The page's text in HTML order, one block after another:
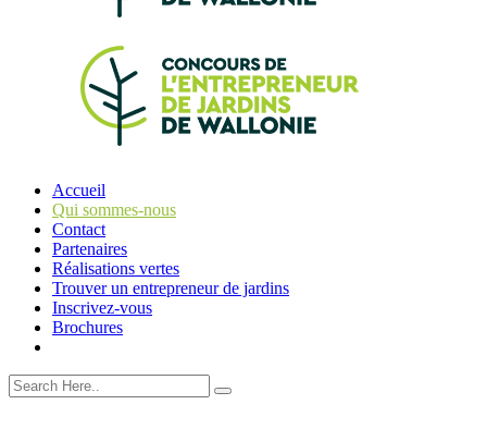
Accueil
Qui sommes-nous
Contact
Partenaires
Réalisations vertes
Trouver un entrepreneur de jardins
Inscrivez-vous
Brochures